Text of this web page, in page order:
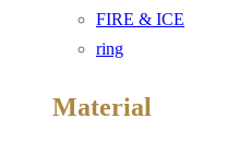
FIRE & ICE
ring
Material